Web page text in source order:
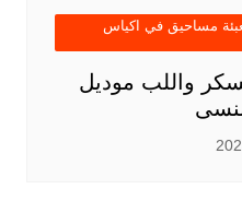
مساحيق في اكياس
واللب موديل